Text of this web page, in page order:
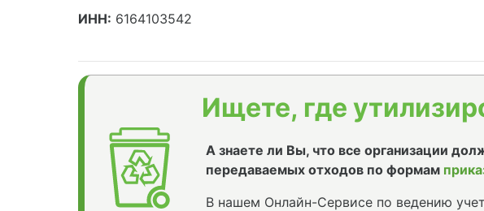
ИНН: 6164103542
Ищете, где
А знаете ли Вы, что все организации
передаваемых отходов по формам
В нашем Онлайн-Сервисе по ведению